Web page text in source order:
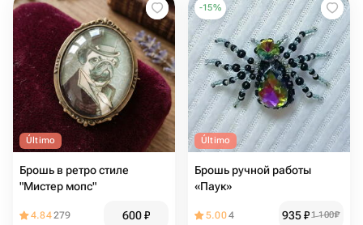
Último
Брошь в ретро стиле
"Мистер мопс"
4.84279 600₽
-15%
Último
Брошь ручной работы
«Паук»
5.004 935₽1 100₽